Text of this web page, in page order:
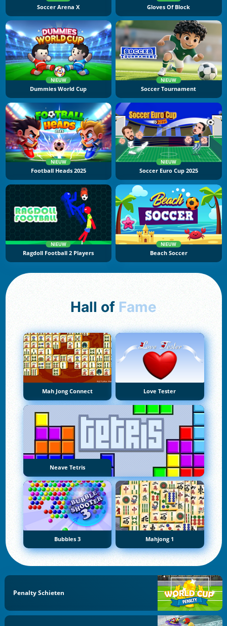
Soccer Arena X Gloves Of Block
NIEUW
Dummies World Cup
NIEUW
Soccer Tournament
NIEUW
Football Heads 2025
NIEUW
Soccer Euro Cup 2025
NIEUW
Ragdoll Football 2 Players
NIEUW
Beach Soccer
Hall of Fame
Mah Jong Connect Love Tester
Neave Tetris
Bubbles 3 Mahjong 1
Penalty Schieten